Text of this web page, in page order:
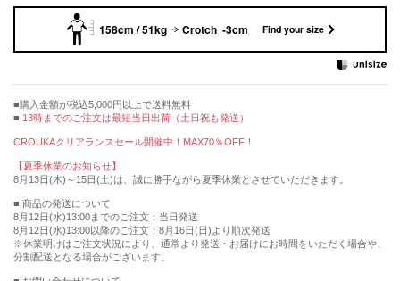
158cm / 51kg Crotch -3cm Find your size
購入金額が税込5,000円以上で送料無料
13時までのご注文は最短当日出荷（土日祝も発送）
CROUKAクリアランスセール開催中！MAX70％OFF！
【夏季休業のお知らせ】
8月13日(木)～15日(土)は、誠に勝手ながら夏季休業とさせていただきます。
■ 商品の発送について
8月12日(水)13:00までのご注文：当日発送
8月12日(水)13:00以降のご注文：8月16日(日)より順次発送
※休業明けはご注文状況により、通常より発送・お届けにお時間をいただく場合や、
分割配送となる場合がございます。